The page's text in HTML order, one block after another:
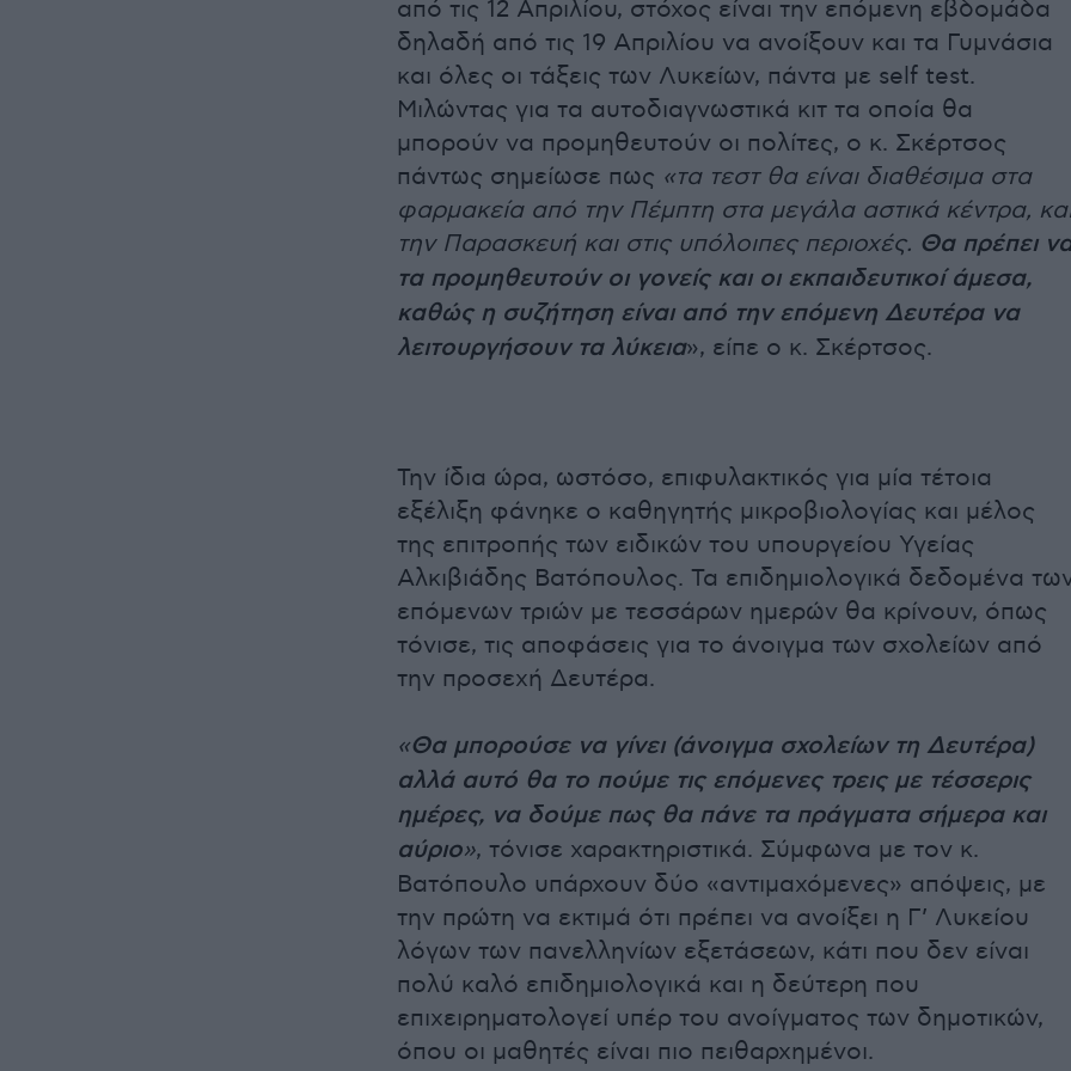
από τις 12 Απριλίου, στόχος είναι την επόμενη εβδομάδα
δηλαδή από τις 19 Απριλίου να ανοίξουν και τα Γυμνάσια
και όλες οι τάξεις των Λυκείων, πάντα με self test.
Μιλώντας για τα αυτοδιαγνωστικά κιτ τα οποία θα
μπορούν να προμηθευτούν οι πολίτες, ο κ. Σκέρτσος
πάντως σημείωσε πως «τα τεστ θα είναι διαθέσιμα στα
φαρμακεία από την Πέμπτη στα μεγάλα αστικά κέντρα,
την Παρασκευή και στις υπόλοιπες περιοχές. Θα πρέπει
τα προμηθευτούν οι γονείς και οι εκπαιδευτικοί άμεσα,
καθώς η συζήτηση είναι από την επόμενη Δευτέρα να
λειτουργήσουν τα λύκεια», είπε ο κ. Σκέρτσος.
Την ίδια ώρα, ωστόσο, επιφυλακτικός για μία τέτοια
εξέλιξη φάνηκε ο καθηγητής μικροβιολογίας και μέλος
της επιτροπής των ειδικών του υπουργείου Υγείας
Αλκιβιάδης Βατόπουλος. Τα επιδημιολογικά δεδομένα
επόμενων τριών με τεσσάρων ημερών θα κρίνουν, όπως
τόνισε, τις αποφάσεις για το άνοιγμα των σχολείων από
την προσεχή Δευτέρα.
«Θα μπορούσε να γίνει (άνοιγμα σχολείων τη Δευτέρα)
αλλά αυτό θα το πούμε τις επόμενες τρεις με τέσσερις
ημέρες, να δούμε πως θα πάνε τα πράγματα σήμερα και
αύριο», τόνισε χαρακτηριστικά. Σύμφωνα με τον κ.
Βατόπουλο υπάρχουν δύο «αντιμαχόμενες» απόψεις, με
την πρώτη να εκτιμά ότι πρέπει να ανοίξει η Γ’ Λυκείου
λόγων των πανελληνίων εξετάσεων, κάτι που δεν είναι
πολύ καλό επιδημιολογικά και η δεύτερη που
επιχειρηματολογεί υπέρ του ανοίγματος των δημοτικών,
όπου οι μαθητές είναι πιο πειθαρχημένοι.